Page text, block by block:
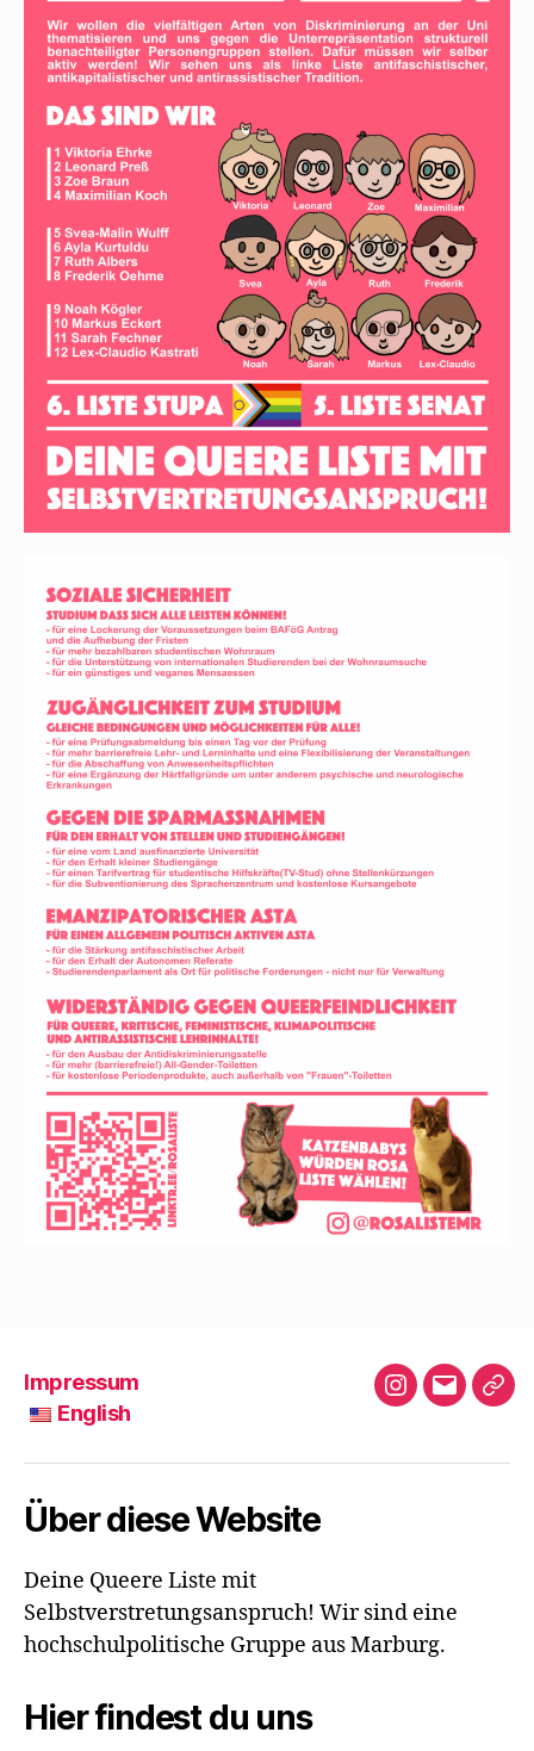
Impressum
English
Instagram
E-
n
Über diese Website
Deine Queere Liste mit
Selbstverstretungsanspruch! Wir sind eine
hochschulpolitische Gruppe aus Marburg.
Hier findest du uns